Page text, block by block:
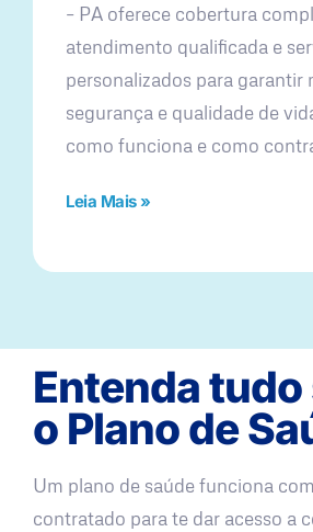
– PA oferece cobertura
atendimento qualificada e
personalizados para garantir
segurança e qualidade de
como funciona e como
Leia Mais »
Entenda tudo
o Plano de
Um plano de saúde funciona
contratado para te dar acesso a